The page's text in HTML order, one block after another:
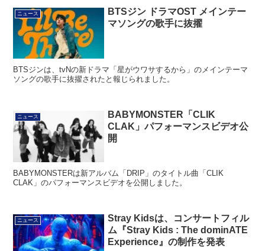
ニュース
BTSジン ドラマOST メインテー
マソングの歌手に抜擢
BTSジンは、tvNの新ドラマ「星がウワサするから」のメインテーマ
ソングの歌手に抜擢されたと報じられました。
ニュース
BABYMONSTER「CLIK
CLAK」パフォーマンスビデオ公
開
BABYMONSTERは新アルバム「DRIP」のタイトル曲「CLIK
CLAK」のパフォーマンスビデオを公開しました。
ニュース
Stray Kidsは、コンサートフィル
ム『Stray Kids : The dominATE
Experience』の制作を発表